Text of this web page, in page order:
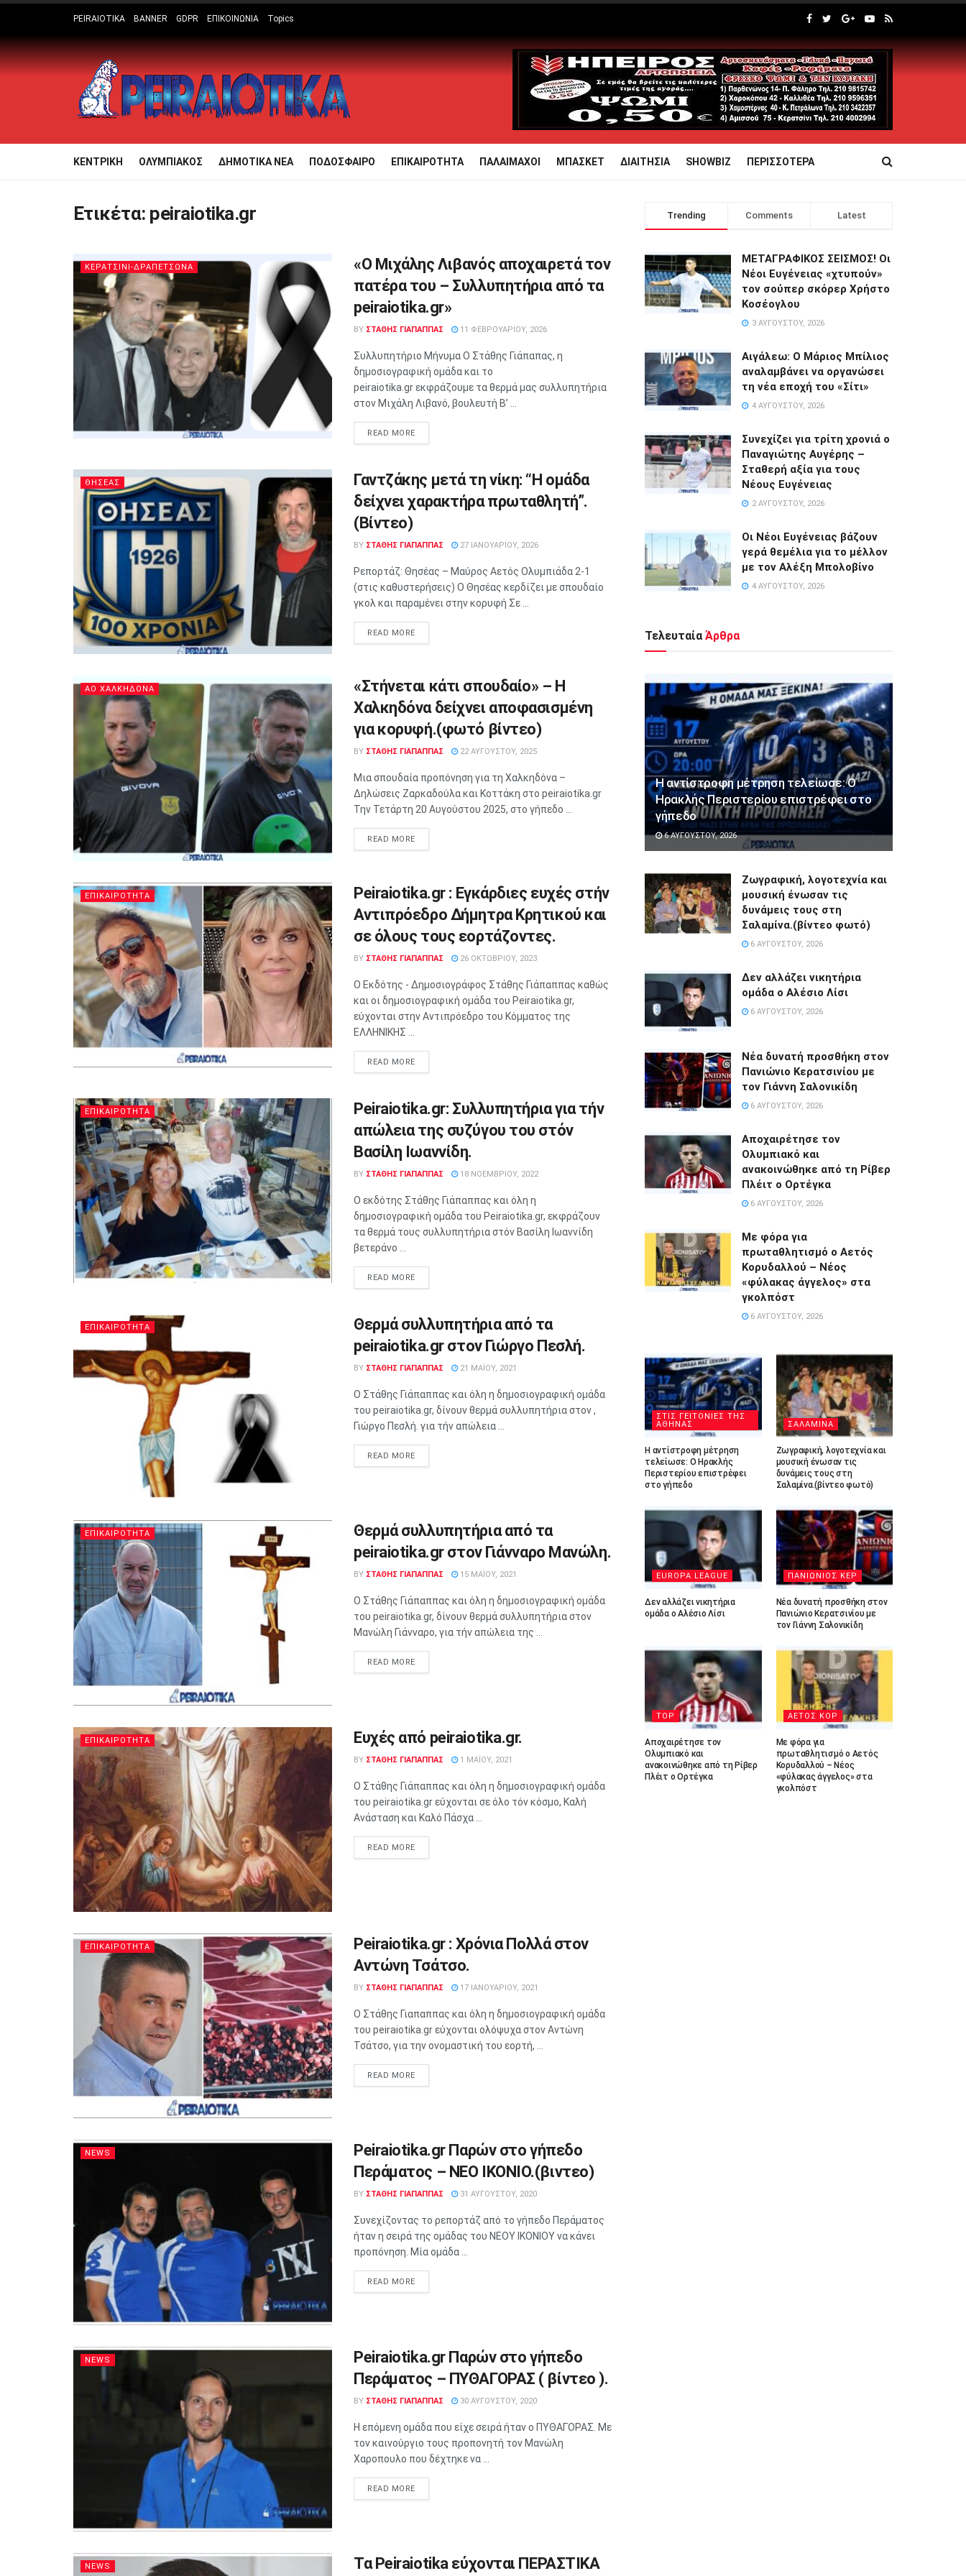
PEIRAIOTIKA BANNER GDPR ΕΠΙΚΟΙΝΩΝΙΑ Topics
ΚΕΝΤΡΙΚΗ ΟΛΥΜΠΙΑΚΟΣ ΔΗΜΟΤΙΚΑ ΝΕΑ ΠΟΔΟΣΦΑΙΡΟ ΕΠΙΚΑΙΡΟΤΗΤΑ ΠΑΛΑΙΜΑΧΟΙ ΜΠΑΣΚΕΤ ΔΙΑΙΤΗΣΙΑ SHOWBIZ ΠΕΡΙΣΣΟΤΕΡΑ
Ετικέτα: peiraiotika.gr
ΚΕΡΑΤΣΙΝΙ-ΔΡΑΠΕΤΣΩΝΑ
«Ο Μιχάλης Λιβανός αποχαιρετά τον
πατέρα του – Συλλυπητήρια από τα
peiraiotika.gr»
BY ΣΤΑΘΗΣ ΓΊΑΠΑΠΠΑΣ 11 ΦΕΒΡΟΥΑΡΊΟΥ, 2026
Συλλυπητήριο Μήνυμα Ο Στάθης Γιάπαπας, η
δημοσιογραφική ομάδα και το
peiraiotika.gr εκφράζουμε τα θερμά μας συλλυπητήρια
στον Μιχάλη Λιβανό, βουλευτή Β’ ...
READ MORE
ΘΗΣΕΑΣ
Γαντζάκης μετά τη νίκη: “Η ομάδα
δείχνει χαρακτήρα πρωταθλητή”.
(Βίντεο)
BY ΣΤΑΘΗΣ ΓΊΑΠΑΠΠΑΣ 27 ΙΑΝΟΥΑΡΊΟΥ, 2026
Ρεπορτάζ: Θησέας – Μαύρος Αετός Ολυμπιάδα 2-1
(στις καθυστερήσεις) Ο Θησέας κερδίζει με σπουδαίο
γκολ και παραμένει στην κορυφή Σε ...
READ MORE
ΑΟ ΧΑΛΚΗΔΟΝΑ
«Στήνεται κάτι σπουδαίο» – Η
Χαλκηδόνα δείχνει αποφασισμένη
για κορυφή.(φωτό βίντεο)
BY ΣΤΑΘΗΣ ΓΊΑΠΑΠΠΑΣ 22 ΑΥΓΟΎΣΤΟΥ, 2025
Μια σπουδαία προπόνηση για τη Χαλκηδόνα –
Δηλώσεις Ζαρκαδούλα και Κοττάκη στο peiraiotika.gr
Την Τετάρτη 20 Αυγούστου 2025, στο γήπεδο ...
READ MORE
ΕΠΙΚΑΙΡΟΤΗΤΑ
Peiraiotika.gr : Εγκάρδιες ευχές στήν
Αντιπρόεδρο Δήμητρα Κρητικού και
σε όλους τους εορτάζοντες.
BY ΣΤΑΘΗΣ ΓΊΑΠΑΠΠΑΣ 26 ΟΚΤΩΒΡΊΟΥ, 2023
Ο Εκδότης - Δημοσιογράφος Στάθης Γιάπαππας καθώς
και οι δημοσιογραφική ομάδα του Peiraiotika.gr,
εύχονται στην Αντιπρόεδρο του Κόμματος της
ΕΛΛΗΝΙΚΗΣ ...
READ MORE
ΕΠΙΚΑΙΡΟΤΗΤΑ
Peiraiotika.gr: Συλλυπητήρια για τήν
απώλεια της συζύγου του στόν
Βασίλη Ιωαννίδη.
BY ΣΤΑΘΗΣ ΓΊΑΠΑΠΠΑΣ 18 ΝΟΕΜΒΡΊΟΥ, 2022
Ο εκδότης Στάθης Γιάπαππας και όλη η
δημοσιογραφική ομάδα του Peiraiotika.gr, εκφράζουν
τα θερμά τους συλλυπητήρια στόν Βασίλη Ιωαννίδη
βετεράνο ...
READ MORE
ΕΠΙΚΑΙΡΟΤΗΤΑ
Θερμά συλλυπητήρια από τα
peiraiotika.gr στον Γιώργο Πεσλή.
BY ΣΤΑΘΗΣ ΓΊΑΠΑΠΠΑΣ 21 ΜΑΪ́ΟΥ, 2021
Ο Στάθης Γιάπαππας και όλη η δημοσιογραφική ομάδα
του peiraiotika.gr, δίνουν θερμά συλλυπητήρια στον ,
Γιώργο Πεσλή. για τήν απώλεια ...
READ MORE
ΕΠΙΚΑΙΡΟΤΗΤΑ
Θερμά συλλυπητήρια από τα
peiraiotika.gr στον Γιάνναρο Μανώλη.
BY ΣΤΑΘΗΣ ΓΊΑΠΑΠΠΑΣ 15 ΜΑΪ́ΟΥ, 2021
Ο Στάθης Γιάπαππας και όλη η δημοσιογραφική ομάδα
του peiraiotika.gr, δίνουν θερμά συλλυπητήρια στον
Μανώλη Γιάνναρο, για τήν απώλεια της ...
READ MORE
ΕΠΙΚΑΙΡΟΤΗΤΑ Ευχές από peiraiotika.gr.
BY ΣΤΑΘΗΣ ΓΊΑΠΑΠΠΑΣ 1 ΜΑΪ́ΟΥ, 2021
Ο Στάθης Γιάπαππας και όλη η δημοσιογραφική ομάδα
του peiraiotika.gr εύχονται σε όλο τόν κόσμο, Καλή
Ανάσταση και Καλό Πάσχα ...
READ MORE
ΕΠΙΚΑΙΡΟΤΗΤΑ
Peiraiotika.gr : Χρόνια Πολλά στον
Αντώνη Τσάτσο.
BY ΣΤΑΘΗΣ ΓΊΑΠΑΠΠΑΣ 17 ΙΑΝΟΥΑΡΊΟΥ, 2021
Ο Στάθης Γιαπαππας και όλη η δημοσιογραφική ομάδα
του peiraiotika.gr εύχονται ολόψυχα στον Αντώνη
Τσάτσο, για την ονομαστική του εορτή, ...
READ MORE
NEWS
Peiraiotika.gr Παρών στο γήπεδο
Περάματος – ΝΕΟ ΙΚΟΝΙΟ.(βιντεο)
BY ΣΤΑΘΗΣ ΓΊΑΠΑΠΠΑΣ 31 ΑΥΓΟΎΣΤΟΥ, 2020
Συνεχίζοντας το ρεπορτάζ από το γήπεδο Περάματος
ήταν η σειρά της ομάδας του ΝΕΟΥ ΙΚΟΝΙΟΥ να κάνει
προπόνηση. Μία ομάδα ...
READ MORE
NEWS
Peiraiotika.gr Παρών στο γήπεδο
Περάματος – ΠΥΘΑΓΟΡΑΣ ( βίντεο ).
BY ΣΤΑΘΗΣ ΓΊΑΠΑΠΠΑΣ 30 ΑΥΓΟΎΣΤΟΥ, 2020
Η επόμενη ομάδα που είχε σειρά ήταν ο ΠΥΘΑΓΟΡΑΣ. Με
τον καινούργιο τους προπονητή τον Μανώλη
Χαροπουλο που δέχτηκε να ...
READ MORE
NEWS Τα Peiraiotika εύχονται ΠΕΡΑΣΤΙΚΑ
Trending Comments Latest
ΜΕΤΑΓΡΑΦΙΚΟΣ ΣΕΙΣΜΟΣ! Οι
Νέοι Ευγένειας «χτυπούν»
τον σούπερ σκόρερ Χρήστο
Κοσέογλου
3 ΑΥΓΟΎΣΤΟΥ, 2026
Αιγάλεω: Ο Μάριος Μπίλιος
αναλαμβάνει να οργανώσει
τη νέα εποχή του «Σίτι»
4 ΑΥΓΟΎΣΤΟΥ, 2026
Συνεχίζει για τρίτη χρονιά ο
Παναγιώτης Αυγέρης –
Σταθερή αξία για τους
Νέους Ευγένειας
2 ΑΥΓΟΎΣΤΟΥ, 2026
Οι Νέοι Ευγένειας βάζουν
γερά θεμέλια για το μέλλον
με τον Αλέξη Μπολοβίνο
4 ΑΥΓΟΎΣΤΟΥ, 2026
Τελευταία Άρθρα
Η αντίστροφη μέτρηση τελείωσε: Ο
Ηρακλής Περιστερίου επιστρέφει στο
γήπεδο
6 ΑΥΓΟΎΣΤΟΥ, 2026
Ζωγραφική, λογοτεχνία και
μουσική ένωσαν τις
δυνάμεις τους στη
Σαλαμίνα.(βίντεο φωτό)
6 ΑΥΓΟΎΣΤΟΥ, 2026
Δεν αλλάζει νικητήρια
ομάδα ο Αλέσιο Λίσι
6 ΑΥΓΟΎΣΤΟΥ, 2026
Νέα δυνατή προσθήκη στον
Πανιώνιο Κερατσινίου με
τον Γιάννη Σαλονικίδη
6 ΑΥΓΟΎΣΤΟΥ, 2026
Αποχαιρέτησε τον
Ολυμπιακό και
ανακοινώθηκε από τη Ρίβερ
Πλέιτ ο Ορτέγκα
6 ΑΥΓΟΎΣΤΟΥ, 2026
Με φόρα για
πρωταθλητισμό ο Αετός
Κορυδαλλού – Νέος
«φύλακας άγγελος» στα
γκολπόστ
6 ΑΥΓΟΎΣΤΟΥ, 2026
ΣΤΙΣ ΓΕΙΤΟΝΙΕΣ ΤΗΣ
ΑΘΗΝΑΣ
Η αντίστροφη μέτρηση
τελείωσε: Ο Ηρακλής
Περιστερίου επιστρέφει
στο γήπεδο
ΣΑΛΑΜΙΝΑ
Ζωγραφική, λογοτεχνία και
μουσική ένωσαν τις
δυνάμεις τους στη
Σαλαμίνα.(βίντεο φωτό)
EUROPA LEAGUE
Δεν αλλάζει νικητήρια
ομάδα ο Αλέσιο Λίσι
ΠΑΝΙΩΝΙΟΣ ΚΕΡ
Νέα δυνατή προσθήκη στον
Πανιώνιο Κερατσινίου με
τον Γιάννη Σαλονικίδη
TOP
Αποχαιρέτησε τον
Ολυμπιακό και
ανακοινώθηκε από τη Ρίβερ
Πλέιτ ο Ορτέγκα
ΑΕΤΟΣ ΚΟΡ
Με φόρα για
πρωταθλητισμό ο Αετός
Κορυδαλλού – Νέος
«φύλακας άγγελος» στα
γκολπόστ